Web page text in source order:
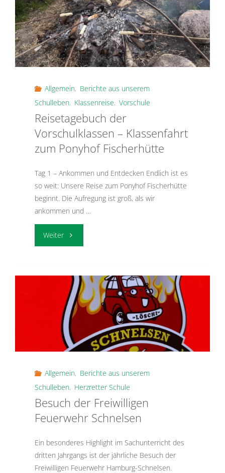
dritten
Klassen
–
spannender
Projekttag"
Allgemein, Berichte aus unserem
Schulleben, Klassenreise, Vorschule
Reisetagebuch der
Vorschulklassen – Klassenfahrt
zum Ponyhof Fischerhütte
Tag 1 – Ankommen und Entdecken Endlich ist es
so weit: Unsere Reise zum Ponyhof Fischerhütte
beginnt. Die Aufregung ist groß, als wir
ankommen und …
Weiter"Reisetagebuch
Vorschulklassen
–
Klassenfahrt
zum
Fischerhütte"
Allgemein, Berichte aus unserem
Schulleben, Herzretter Schule
Besuch der Freiwilligen
Feuerwehr Schnelsen
Ein besonderes Highlight im Sachunterricht des
dritten Jahrgangs ist der jährliche Besuch der
Freiwilligen Feuerwehr Hamburg-Schnelsen.